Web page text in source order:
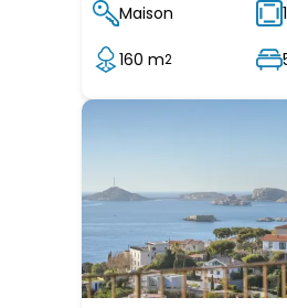
Maison
160 m2